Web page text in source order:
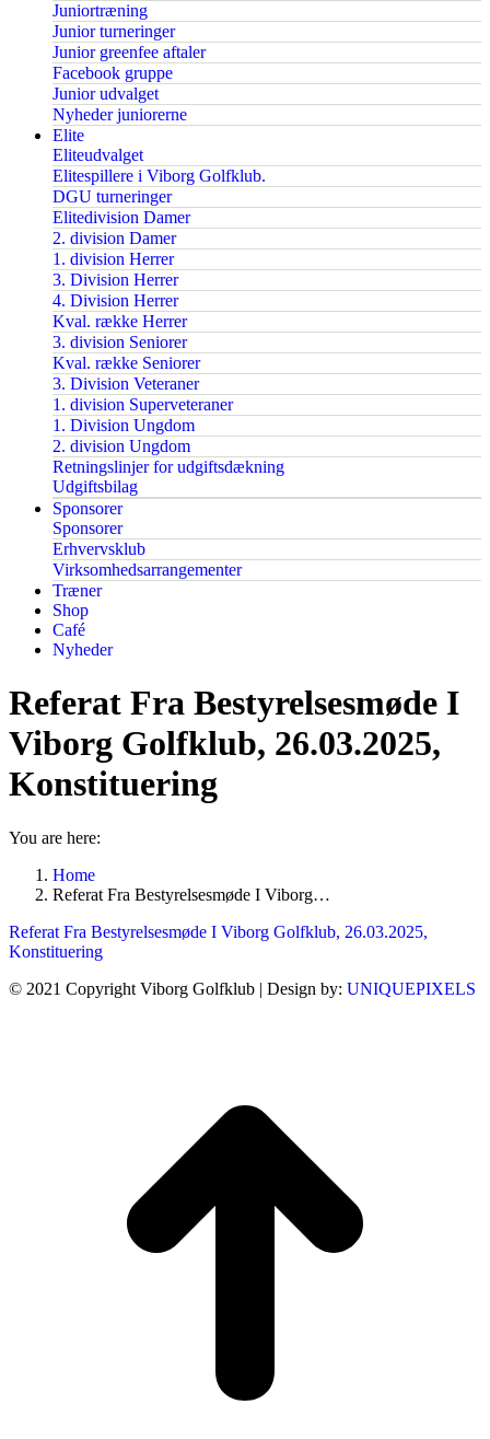
Juniortræning
Junior turneringer
Junior greenfee aftaler
Facebook gruppe
Junior udvalget
Nyheder juniorerne
Elite
Eliteudvalget
Elitespillere i Viborg Golfklub.
DGU turneringer
Elitedivision Damer
2. division Damer
1. division Herrer
3. Division Herrer
4. Division Herrer
Kval. række Herrer
3. division Seniorer
Kval. række Seniorer
3. Division Veteraner
1. division Superveteraner
1. Division Ungdom
2. division Ungdom
Retningslinjer for udgiftsdækning
Udgiftsbilag
Sponsorer
Sponsorer
Erhvervsklub
Virksomhedsarrangementer
Træner
Shop
Café
Nyheder
Referat Fra Bestyrelsesmøde I
Viborg Golfklub, 26.03.2025,
Konstituering
You are here:
Home
Referat Fra Bestyrelsesmøde I Viborg…
Referat Fra Bestyrelsesmøde I Viborg Golfklub, 26.03.2025,
Konstituering
© 2021 Copyright Viborg Golfklub | Design by: UNIQUEPIXELS